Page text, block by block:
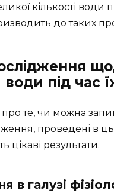
кількості води
до таких
під час
те, чи можна
проведені в
цікаві результати.
в галузі